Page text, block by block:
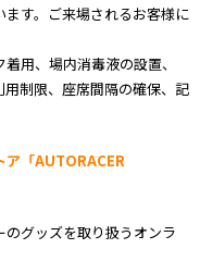
す。ご来場されるお客様に
用、場内消毒液の設置、
制限、座席間隔の確保、記
ア「AUTORACER
グッズを取り扱うオンラ